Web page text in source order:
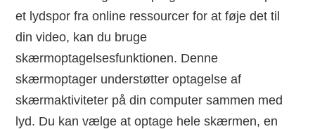
et lydspor fra online ressourcer for at føje det til
din video, kan du bruge
skærmoptagelsesfunktionen. Denne
skærmoptager understøtter optagelse af
skærmaktiviteter på din computer sammen med
lyd. Du kan vælge at optage hele skærmen, en